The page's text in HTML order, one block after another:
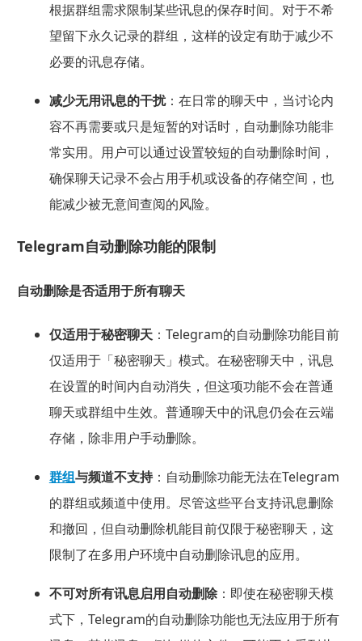
根据群组需求限制某些讯息的保存时间。对于不希
望留下永久记录的群组，这样的设定有助于减少不
必要的讯息存储。
减少无用讯息的干扰：在日常的聊天中，当讨论内
容不再需要或只是短暂的对话时，自动删除功能非
常实用。用户可以通过设置较短的自动删除时间，
确保聊天记录不会占用手机或设备的存储空间，也
能减少被无意间查阅的风险。
Telegram自动删除功能的限制
自动删除是否适用于所有聊天
仅适用于秘密聊天：Telegram的自动删除功能目前
仅适用于「秘密聊天」模式。在秘密聊天中，讯息
在设置的时间内自动消失，但这项功能不会在普通
聊天或群组中生效。普通聊天中的讯息仍会在云端
存储，除非用户手动删除。
群组与频道不支持：自动删除功能无法在Telegram
的群组或频道中使用。尽管这些平台支持讯息删除
和撤回，但自动删除机能目前仅限于秘密聊天，这
限制了在多用户环境中自动删除讯息的应用。
不可对所有讯息启用自动删除：即使在秘密聊天模
式下，Telegram的自动删除功能也无法应用于所有